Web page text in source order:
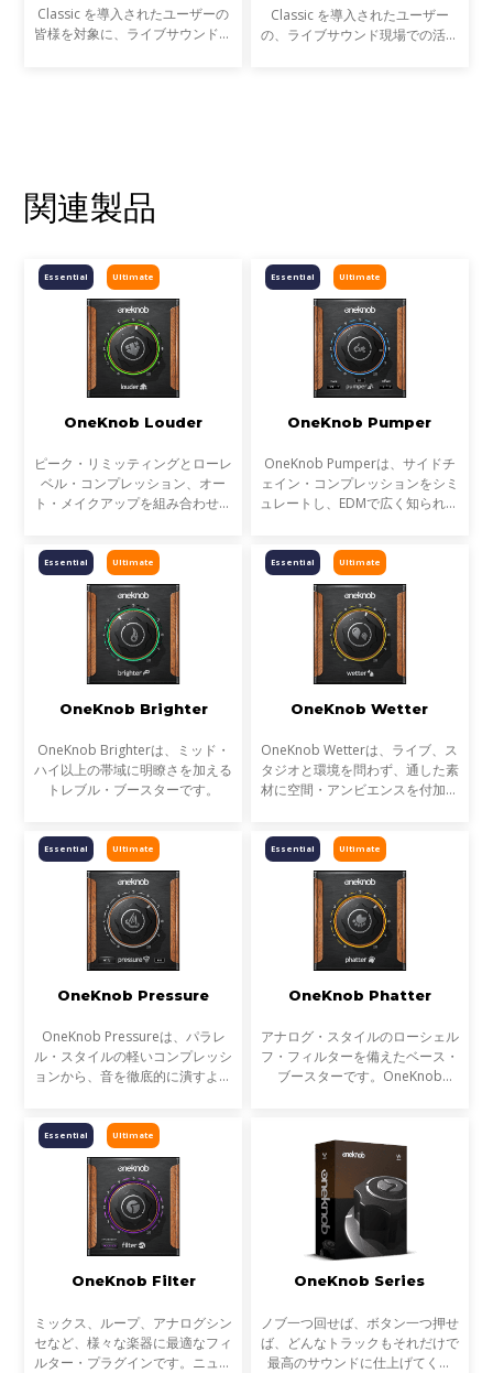
Classic を導入されたユーザーの
皆様を対象に、ライブサウンドの
Classic を導入されたユーザー
の、ライブサウンド現場での活用
関連製品
Ultimate
Essential
OneKnob Louder
ピーク・リミッティングとローレ
ベル・コンプレッション、オー
ト・メイクアップを組み合わせる
ます。
Ultimate
Essential
OneKnob Pumper
OneKnob Pumperは、サイドチ
ェイン・コンプレッションをシミ
ュレートし、EDMで広く知られる
く簡単に得るために設計されたプ
ラグインです。
Ultimate
Essential
OneKnob Brighter
OneKnob Brighterは、ミッド・
ハイ以上の帯域に明瞭さを加える
トレブル・ブースターです。
Ultimate
Essential
OneKnob Wetter
OneKnob Wetterは、ライブ、ス
タジオと環境を問わず、通した素
材に空間・アンビエンスを付加す
ければ、簡単に奥行きのあるトラ
ックを作りだすことがで
Ultimate
Essential
OneKnob Pressure
OneKnob Pressureは、パラレ
ル・スタイルの軽いコンプレッシ
ョンから、音を徹底的に潰すよう
端な値に設定すれば、強烈でダー
ティなサウンドを得ること
Ultimate
Essential
OneKnob Phatter
アナログ・スタイルのローシェル
フ・フィルターを備えたベース・
ブースターです。OneKnob
Ultimate
Essential
OneKnob Filter
ミックス、ループ、アナログシン
セなど、様々な楽器に最適なフィ
ルター・プラグインです。ニュー
OneKnob Series
ノブ一つ回せば、ボタン一つ押せ
ば、どんなトラックもそれだけで
最高のサウンドに仕上げてくれ